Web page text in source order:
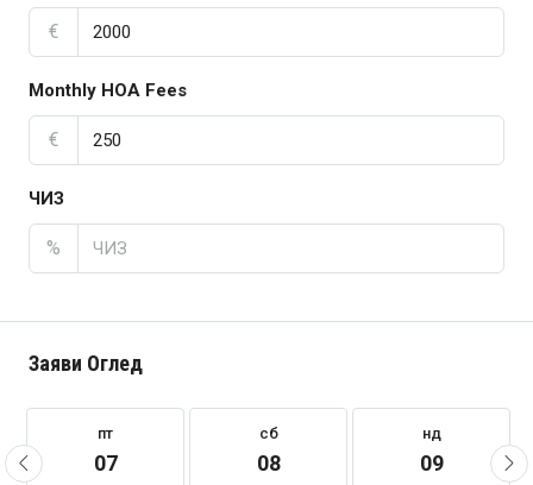
€
Monthly HOA Fees
€
ЧИЗ
%
Заяви Оглед
пт
07
сб
08
нд
09